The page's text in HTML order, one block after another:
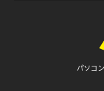
パソコ